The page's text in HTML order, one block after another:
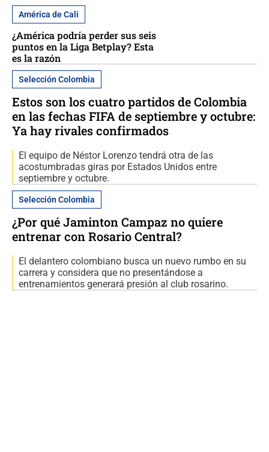
América de Cali
¿América podría perder sus seis
puntos en la Liga Betplay? Esta
es la razón
Selección Colombia
Estos son los cuatro partidos de Colombia
en las fechas FIFA de septiembre y octubre:
Ya hay rivales confirmados
El equipo de Néstor Lorenzo tendrá otra de las
acostumbradas giras por Estados Unidos entre
septiembre y octubre.
Selección Colombia
¿Por qué Jaminton Campaz no quiere
entrenar con Rosario Central?
El delantero colombiano busca un nuevo rumbo en su
carrera y considera que no presentándose a
entrenamientos generará presión al club rosarino.